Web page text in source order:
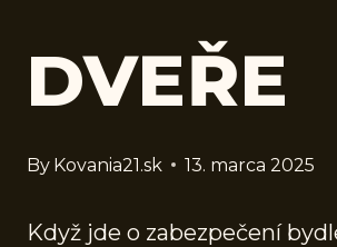
DVEŘE
By Kovania21.sk 13. marca 2025
Když jde o zabezpečení